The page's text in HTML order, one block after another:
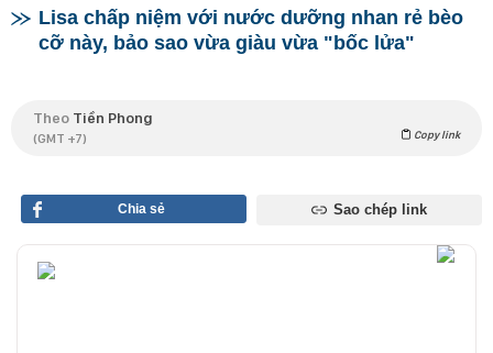
Lisa chấp niệm với nước dưỡng nhan rẻ bèo
cỡ này, bảo sao vừa giàu vừa "bốc lửa"
Theo Tiền Phong
(GMT +7) Copy link
Chia sẻ Sao chép link